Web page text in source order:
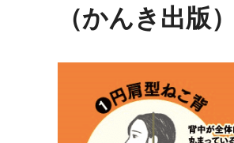
（かんき出版